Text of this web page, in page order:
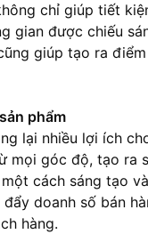
chỉ giúp tiết
gian được chiếu
giúp tạo ra
phẩm
lại nhiều lợi ích
mọi góc độ, tạo ra
cách sáng tạo
doanh số bán
hàng.